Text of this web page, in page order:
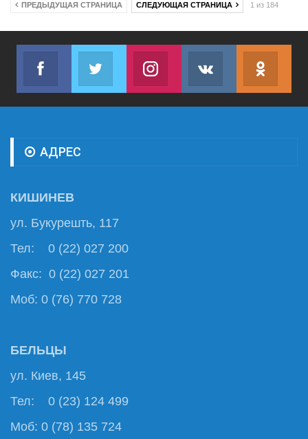
ПРЕДЫДУЩАЯ СТРАНИЦА СЛЕДУЮЩАЯ СТРАНИЦА 1 из 184
Facebook
Join us on Facebook
Twitter
Join us on TwitterJoin us on InstagramJoin us on VK
АДРЕС
КИШИНЕВ
ул. Букурешть, 117
Тел: 0 (22) 027 200
Факс: 0 (22) 027 201
Моб: 0 (76) 770 728
БЕЛЬЦЫ
ул. Киев, 145
Тел: 0 (23) 124 499
Моб: 0 (78) 135 724